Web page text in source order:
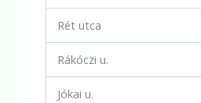
Rét utca
Rákóczi u.
Jókai u.